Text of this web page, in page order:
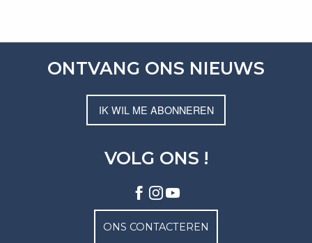
ONTVANG ONS NIEUWS
IK WIL ME ABONNEREN
VOLG ONS !
ONS CONTACTEREN